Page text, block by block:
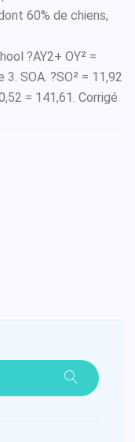
60% de chiens,
?AY2+ OY² =
SOA. ?SO² = 11,92
= 141,61. Corrigé